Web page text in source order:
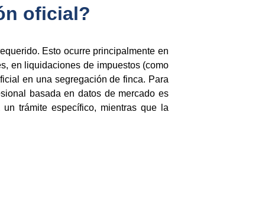
oficial?
Esto ocurre principalmente en
en liquidaciones de impuestos (como
en una segregación de finca. Para
basada en datos de mercado es
trámite específico, mientras que la